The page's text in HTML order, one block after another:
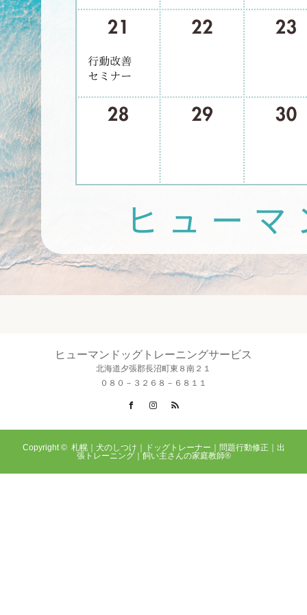
ヒューマンドッグトレーニングサービス
北海道夕張郡長沼町東８南２１
０８０－３２６８－６８１１
FacebookInstagram
Copyright © 札幌｜犬のしつけ｜ドッグトレーナー｜問題行動修正｜出
張トレーニング｜飼い主さんの家庭教師®️